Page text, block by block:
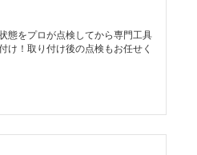
態をプロが点検してから専門工具
け！取り付け後の点検もお任せく